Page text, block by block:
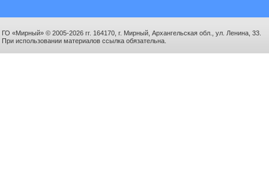
ГО «Мирный» © 2005-2026 гг. 164170, г. Мирный, Архангельская обл., ул. Ленина, 33.
При использовании материалов ссылка обязательна.